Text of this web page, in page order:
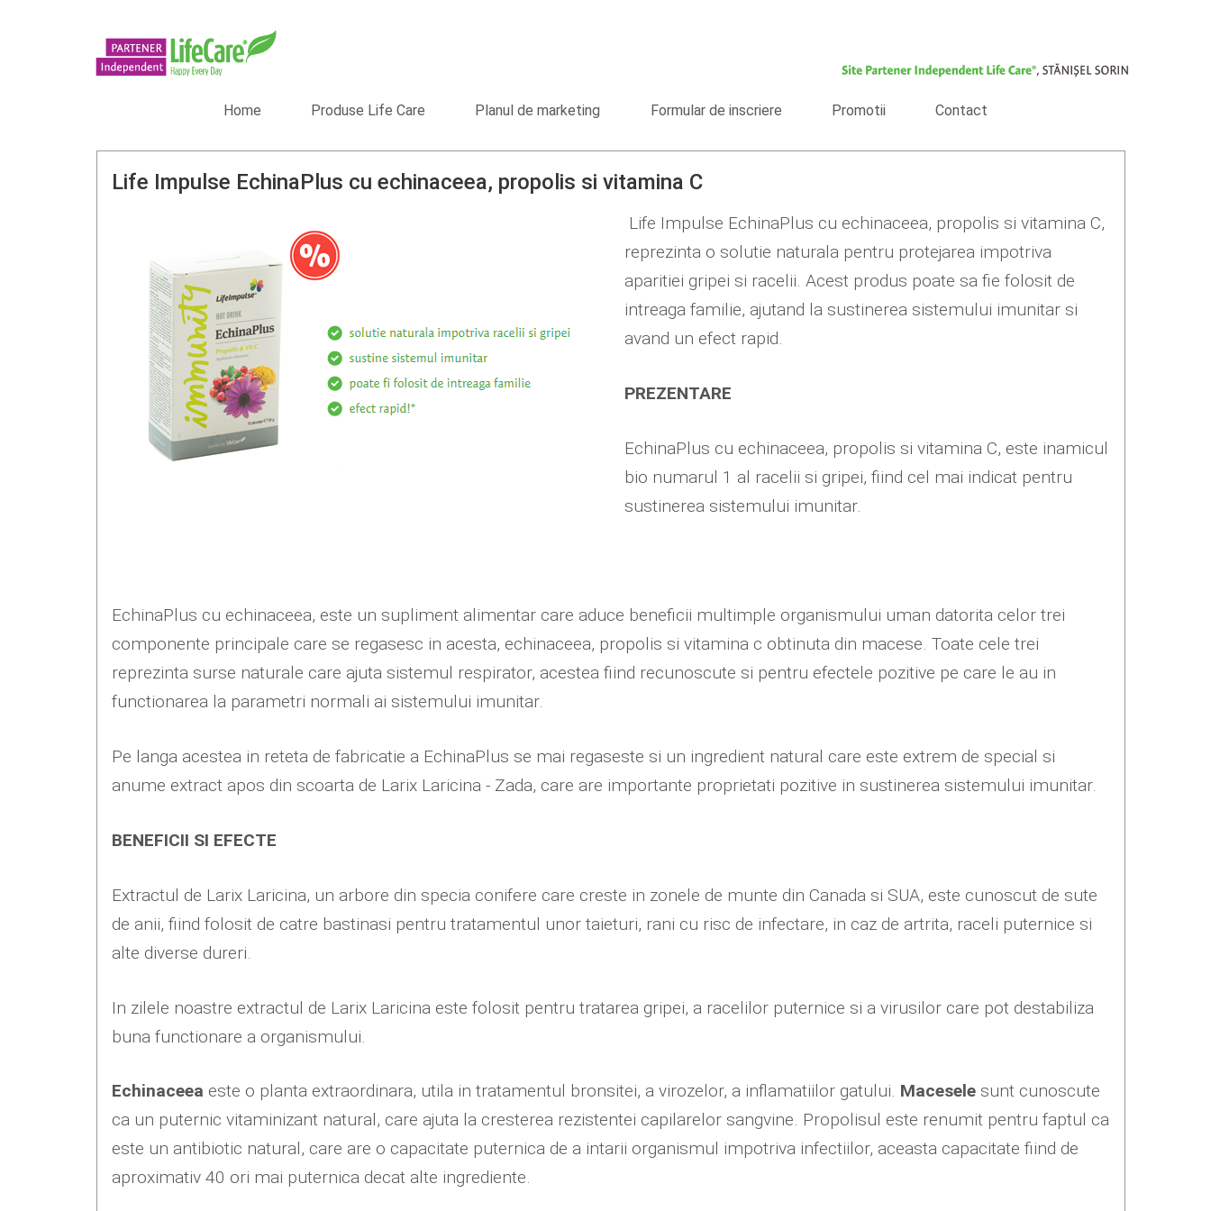
Home Produse Life Care Planul de marketing Formular de inscriere Promotii Contact
Life Impulse EchinaPlus cu echinaceea, propolis si vitamina C
Life Impulse EchinaPlus cu echinaceea, propolis si vitamina C,
reprezinta o solutie naturala pentru protejarea impotriva
aparitiei gripei si racelii. Acest produs poate sa fie folosit de
intreaga familie, ajutand la sustinerea sistemului imunitar si
avand un efect rapid.
PREZENTARE
EchinaPlus cu echinaceea, propolis si vitamina C, este inamicul
bio numarul 1 al racelii si gripei, fiind cel mai indicat pentru
sustinerea sistemului imunitar.
EchinaPlus cu echinaceea, este un supliment alimentar care aduce beneficii multimple organismului uman datorita celor trei
componente principale care se regasesc in acesta, echinaceea, propolis si vitamina c obtinuta din macese. Toate cele trei
reprezinta surse naturale care ajuta sistemul respirator, acestea fiind recunoscute si pentru efectele pozitive pe care le au in
functionarea la parametri normali ai sistemului imunitar.
Pe langa acestea in reteta de fabricatie a EchinaPlus se mai regaseste si un ingredient natural care este extrem de special si
anume extract apos din scoarta de Larix Laricina - Zada, care are importante proprietati pozitive in sustinerea sistemului imunitar.
BENEFICII SI EFECTE
Extractul de Larix Laricina, un arbore din specia conifere care creste in zonele de munte din Canada si SUA, este cunoscut de sute
de anii, fiind folosit de catre bastinasi pentru tratamentul unor taieturi, rani cu risc de infectare, in caz de artrita, raceli puternice si
alte diverse dureri.
In zilele noastre extractul de Larix Laricina este folosit pentru tratarea gripei, a racelilor puternice si a virusilor care pot destabiliza
buna functionare a organismului.
Echinaceea este o planta extraordinara, utila in tratamentul bronsitei, a virozelor, a inflamatiilor gatului. Maceselesunt cunoscute
ca un puternic vitaminizant natural, care ajuta la cresterea rezistentei capilarelor sangvine. Propolisul este renumit pentru faptul ca
este un antibiotic natural, care are o capacitate puternica de a intarii organismul impotriva infectiilor, aceasta capacitate fiind de
aproximativ 40 ori mai puternica decat alte ingrediente.